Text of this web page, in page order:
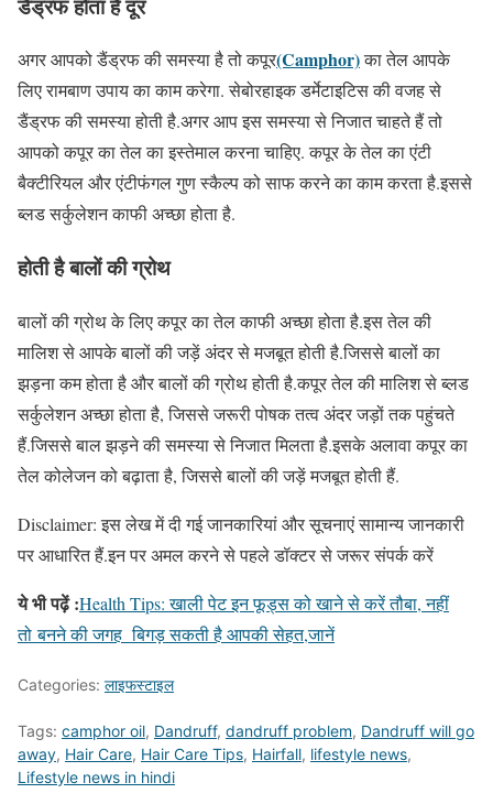
अगर आपको डैंड्रफ की समस्या है तो कपूर(Camphor)का तेल आपके
लिए रामबाण उपाय का काम करेगा. सेबोरहाइक डर्मेटाइटिस की वजह से
डैंड्रफ की समस्या होती है.अगर आप इस समस्या से निजात चाहते हैं तो
आपको कपूर का तेल का इस्तेमाल करना चाहिए. कपूर के तेल का एंटी
बैक्टीरियल और एंटीफंगल गुण स्कैल्प को साफ करने का काम करता है.इससे
ब्लड सर्कुलेशन काफी अच्छा होता है.
होती है बालों की ग्रोथ
बालों की ग्रोथ के लिए कपूर का तेल काफी अच्छा होता है.इस तेल की
मालिश से आपके बालों की जड़ें अंदर से मजबूत होती है.जिससे बालों का
झड़ना कम होता है और बालों की ग्रोथ होती है.कपूर तेल की मालिश से ब्लड
सर्कुलेशन अच्छा होता है, जिससे जरूरी पोषक तत्व अंदर जड़ों तक पहुंचते
हैं.जिससे बाल झड़ने की समस्या से निजात मिलता है.इसके अलावा कपूर का
तेल कोलेजन को बढ़ाता है, जिससे बालों की जड़ें मजबूत होती हैं.
Disclaimer: इस लेख में दी गई जानकारियां और सूचनाएं सामान्य जानकारी
पर आधारित हैं.इन पर अमल करने से पहले डॉक्टर से जरूर संपर्क करें
ये भी पढ़ें :Health Tips: खाली पेट इन फूड्स को खाने से करें तौबा, नहीं
तो बनने की जगह बिगड़ सकती है आपकी सेहत,जानें
Categories: लाइफस्टाइल
Tags: camphor oil, Dandruff, dandruff problem, Dandruff will go
away, Hair Care, Hair Care Tips, Hairfall, lifestyle news,
Lifestyle news in hindi